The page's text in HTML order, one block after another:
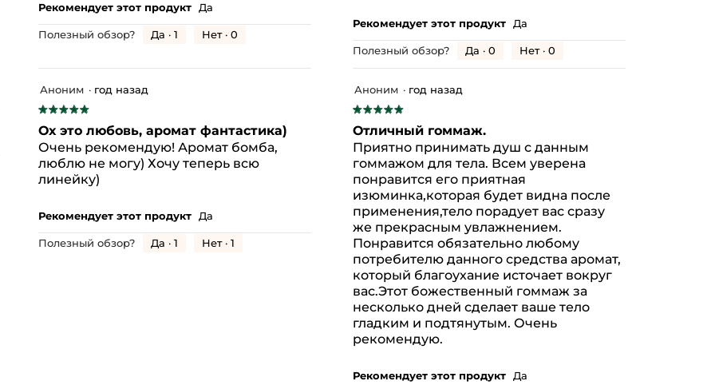
отзыва с 2 звездами.
фильтрацию отзывов с 2 звездами.
Эффективность,
Соотношение
качество,
использования,
Рекомендует этот продукт Да
Полезный обзор? Да · 1 Нет · 0
Рекомендует этот продукт Да
Полезный обзор? Да · 0 Нет · 0
★★★★★
★★★★★
из
5
звезд.
Аноним · год назад
Ох это любовь, аромат фантастика)
Очень рекомендую! Аромат бомба,
люблю не могу) Хочу теперь всю
линейку)
Рекомендует этот продукт Да
Полезный обзор? Да · 1 Нет · 1
★★★★★
★★★★★
из
5
звезд.
Аноним · год назад
Отличный гоммаж.
Приятно принимать душ с данным
гоммажом для тела. Всем уверена
понравится его приятная
изюминка,которая будет видна после
применения,тело порадует вас сразу
же прекрасным увлажнением.
Понравится обязательно любому
потребителю данного средства аромат,
который благоухание источает вокруг
вас.Этот божественный гоммаж за
несколько дней сделает ваше тело
гладким и подтянутым. Очень
рекомендую.
Рекомендует этот продукт Да